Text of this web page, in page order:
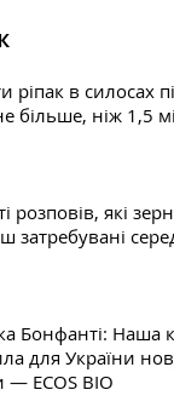
ріпак в силосах
більше, ніж 1,5
розповів, які
затребувані
Бонфанті: Наша
для України
— ECOS BIO